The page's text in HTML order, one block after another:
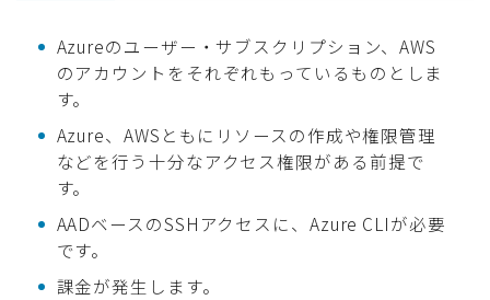
Azureのユーザー・サブスクリプション、AWS
のアカウントをそれぞれもっているものとしま
す。
Azure、AWSともにリソースの作成や権限管理
などを行う十分なアクセス権限がある前提で
す。
AADベースのSSHアクセスに、Azure CLIが必要
です。
課金が発生します。